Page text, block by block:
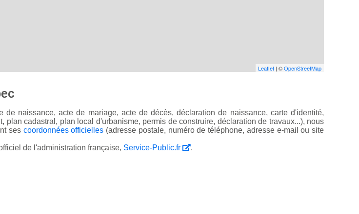
Leaflet | ©OpenStreetMap
de naissance, acte de mariage, acte de décès, déclaration de naissance, carte d'identité,
cadastral, plan local d'urbanisme, permis de construire, déclaration de travaux...), nous
ses coordonnées officielles (adresse postale, numéro de téléphone, adresse e-mail ou site
de l'administration française, Service-Public.fr .